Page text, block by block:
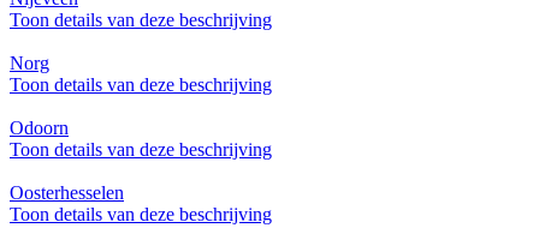
Toon details van deze beschrijving
Norg
Toon details van deze beschrijving
Odoorn
Toon details van deze beschrijving
Oosterhesselen
Toon details van deze beschrijving